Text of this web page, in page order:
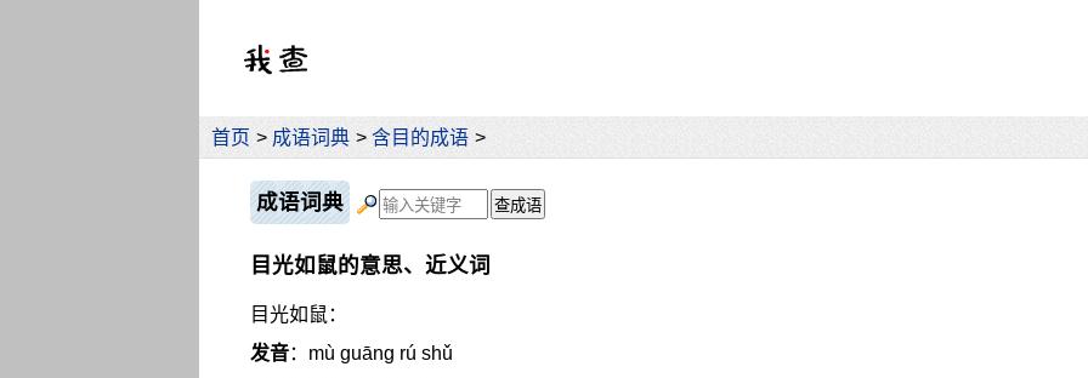
首页 > 成语词典 > 含目的成语 >
成语词典
目光如鼠的意思、近义词
目光如鼠：
发音：mù guāng rú shǔ